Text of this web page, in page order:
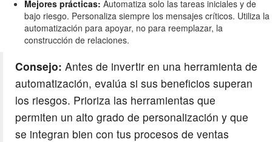
Mejores prácticas: Automatiza solo las tareas iniciales y de
bajo riesgo. Personaliza siempre los mensajes críticos. Utiliza la
automatización para apoyar, no para reemplazar, la
construcción de relaciones.
Consejo: Antes de invertir en una herramienta de
automatización, evalúa si sus beneficios superan
los riesgos. Prioriza las herramientas que
permiten un alto grado de personalización y que
se integran bien con tus procesos de ventas